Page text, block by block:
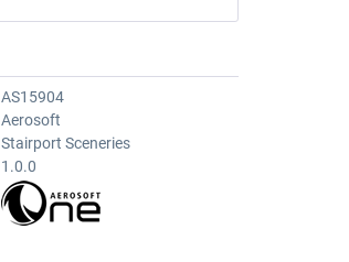
AS15904
Aerosoft
Stairport Sceneries
1.0.0